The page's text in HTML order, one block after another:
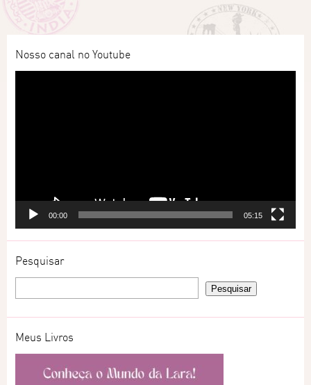
Nosso canal no Youtube
00:00 05:15
Pesquisar
Meus Livros